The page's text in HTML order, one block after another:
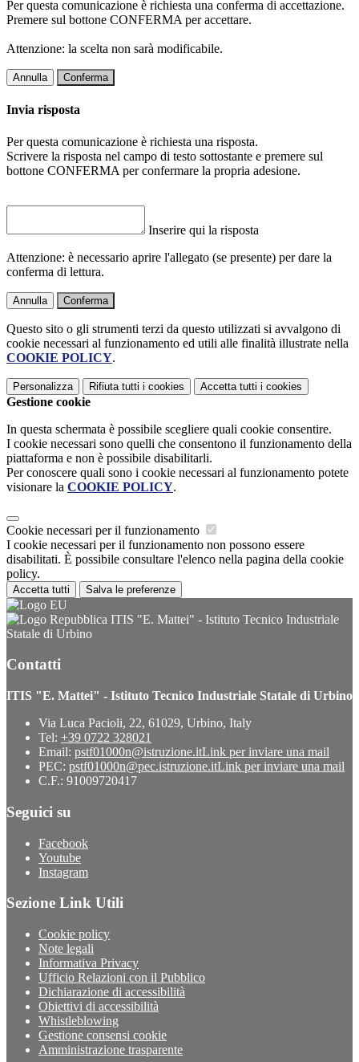
Per questa comunicazione è richiesta una conferma di accettazione.
Premere sul bottone CONFERMA per accettare.
Attenzione: la scelta non sarà modificabile.
Annulla Conferma
Invia risposta
Per questa comunicazione è richiesta una risposta.
Scrivere la risposta nel campo di testo sottostante e premere sul
bottone CONFERMA per confermare la propria adesione.
Inserire qui la risposta
Attenzione: è necessario aprire l'allegato (se presente) per dare la
conferma di lettura.
Annulla Conferma
Questo sito o gli strumenti terzi da questo utilizzati si avvalgono di
cookie necessari al funzionamento ed utili alle finalità illustrate nella
COOKIE POLICY.
Personalizza Rifiuta tutti i cookies Accetta tutti i cookies
Gestione cookie
In questa schermata è possibile scegliere quali cookie consentire.
I cookie necessari sono quelli che consentono il funzionamento della
piattaforma e non è possibile disabilitarli.
Per conoscere quali sono i cookie necessari al funzionamento potete
visionare la COOKIE POLICY.
Cookie necessari per il funzionamento
I cookie necessari per il funzionamento non possono essere
disabilitati. È possibile consultare l'elenco nella pagina della cookie
policy.
Accetta tutti Salva le preferenze
ITIS "E. Mattei" - Istituto Tecnico Industriale
Statale di Urbino
Contatti
ITIS "E. Mattei" - Istituto Tecnico Industriale Statale di Urbino
Via Luca Pacioli, 22, 61029, Urbino, Italy
Tel: +39 0722 328021
Email: pstf01000n@istruzione.itLink per inviare una mail
PEC: pstf01000n@pec.istruzione.itLink per inviare una mail
C.F.: 91009720417
Seguici su
Facebook
Youtube
Instagram
Sezione Link Utili
Cookie policy
Note legali
Informativa Privacy
Ufficio Relazioni con il Pubblico
Dichiarazione di accessibilità
Obiettivi di accessibilità
Whistleblowing
Gestione consensi cookie
Amministrazione trasparente